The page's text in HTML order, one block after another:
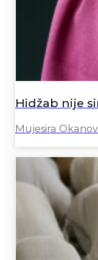
Hidžab nije
Mujesira